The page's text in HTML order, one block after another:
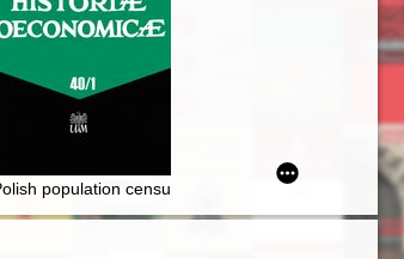
w perspektywie współczesnych przemian
population censuses in the 19th and 20th